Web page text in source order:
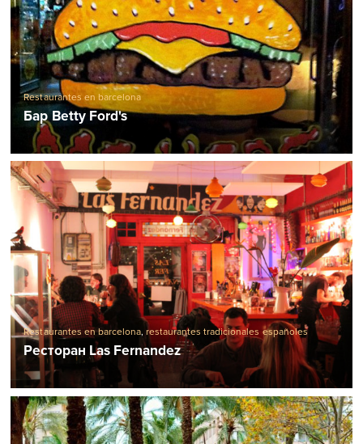
Restaurantes en barcelona
Бар Betty Ford's
Restaurantes en barcelona, restaurantes tradicionales españoles
Ресторан Las Fernandez